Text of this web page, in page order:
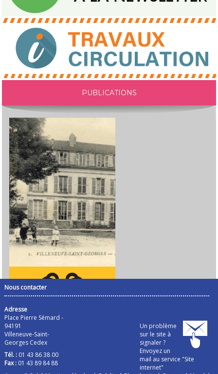
PUBLICATIONS
Nous contacter
Adresse
Place Pierre Sémard -
94191
Villeneuve-Saint-
Georges Cedex
Tél. :01 43 86 38 00
Fax :01 43 89 84 88
Un problème
sur le site à
signaler ?
Envoyez un
mail au service "Site
internet"